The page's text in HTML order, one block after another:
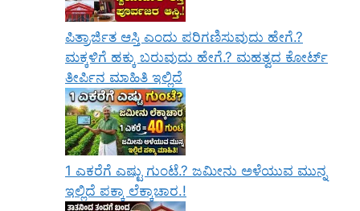
ಪಿತ್ರಾರ್ಜಿತ ಆಸ್ತಿ ಎಂದು ಪರಿಗಣಿಸುವುದು ಹೇಗೆ.?
ಮಕ್ಕಳಿಗೆ ಹಕ್ಕು ಬರುವುದು ಹೇಗೆ.? ಮಹತ್ವದ ಕೋರ್ಟ್
ತೀರ್ಪಿನ ಮಾಹಿತಿ ಇಲ್ಲಿದೆ
1 ಎಕರೆಗೆ ಎಷ್ಟು ಗುಂಟೆ.? ಜಮೀನು ಅಳೆಯುವ ಮುನ್ನ
ಇಲ್ಲಿದೆ ಪಕ್ಕಾ ಲೆಕ್ಕಾಚಾರ.!